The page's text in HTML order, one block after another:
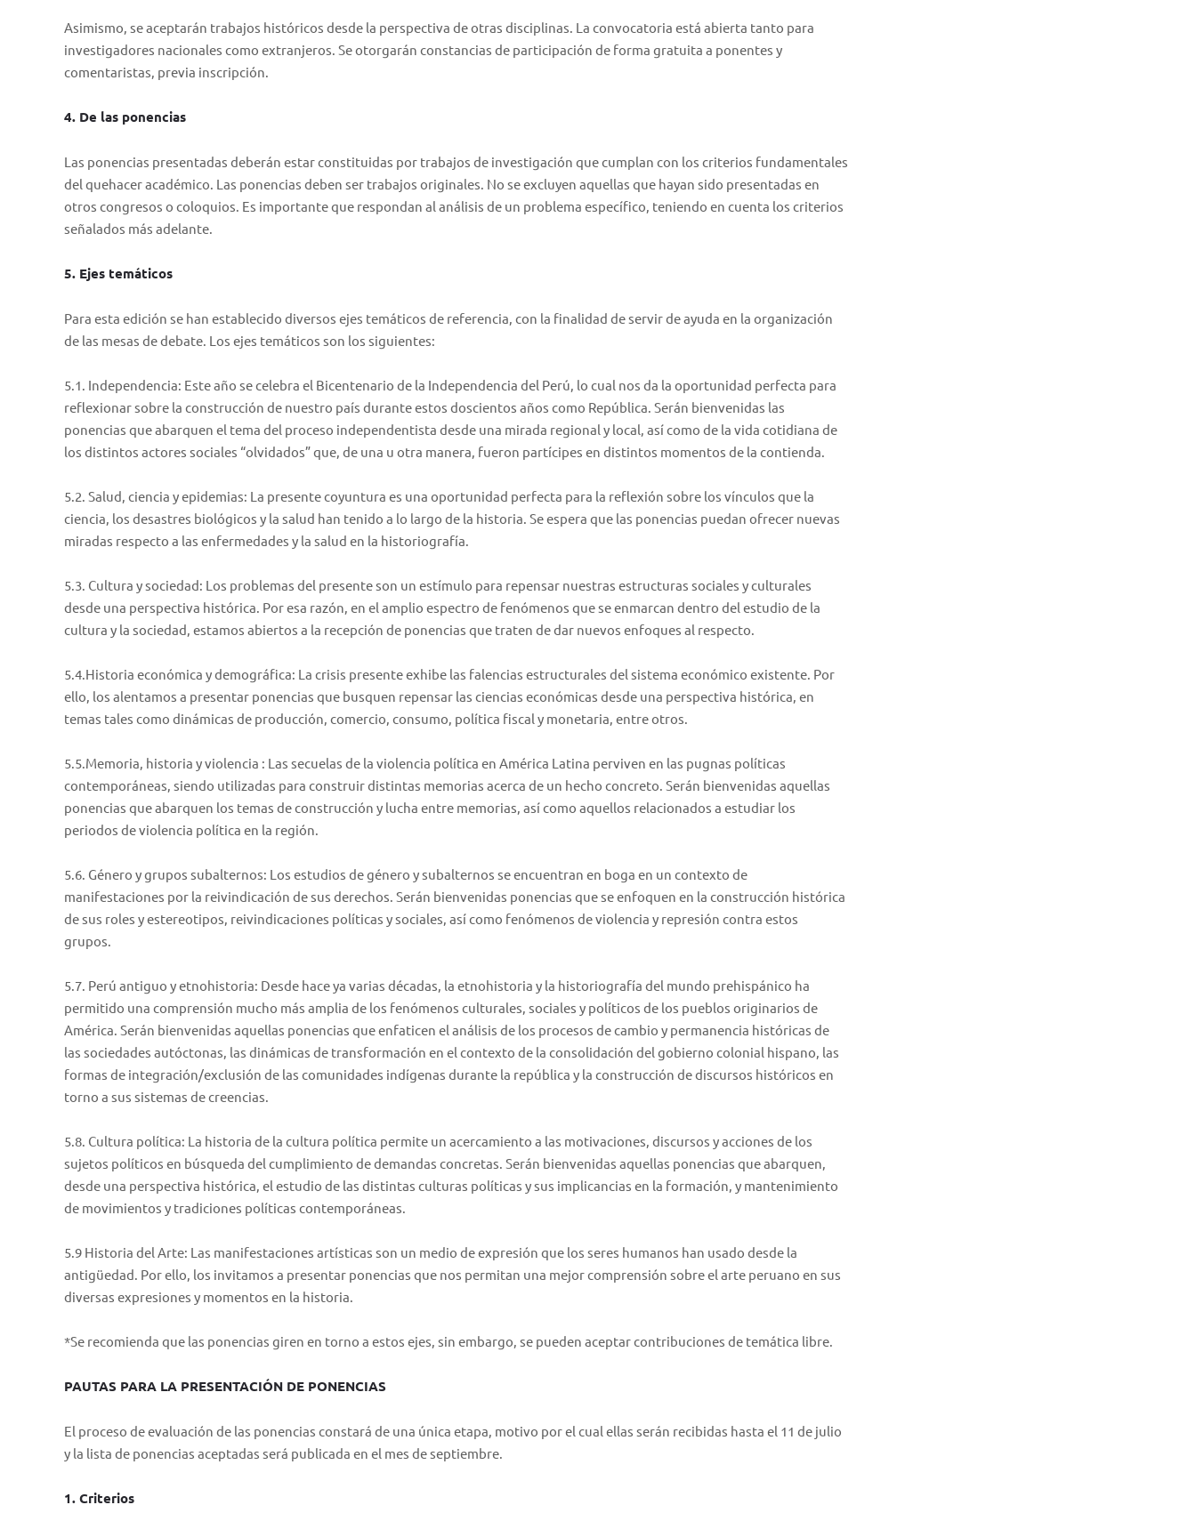
Asimismo, se aceptarán trabajos históricos desde la perspectiva de otras disciplinas. La convocatoria está abierta tanto para
investigadores nacionales como extranjeros. Se otorgarán constancias de participación de forma gratuita a ponentes y
comentaristas, previa inscripción.
4. De las ponencias
Las ponencias presentadas deberán estar constituidas por trabajos de investigación que cumplan con los criterios fundamentales
del quehacer académico. Las ponencias deben ser trabajos originales. No se excluyen aquellas que hayan sido presentadas en
otros congresos o coloquios. Es importante que respondan al análisis de un problema específico, teniendo en cuenta los criterios
señalados más adelante.
5. Ejes temáticos
Para esta edición se han establecido diversos ejes temáticos de referencia, con la finalidad de servir de ayuda en la organización
de las mesas de debate. Los ejes temáticos son los siguientes:
5.1. Independencia: Este año se celebra el Bicentenario de la Independencia del Perú, lo cual nos da la oportunidad perfecta para
reflexionar sobre la construcción de nuestro país durante estos doscientos años como República. Serán bienvenidas las
ponencias que abarquen el tema del proceso independentista desde una mirada regional y local, así como de la vida cotidiana de
los distintos actores sociales “olvidados” que, de una u otra manera, fueron partícipes en distintos momentos de la contienda.
5.2. Salud, ciencia y epidemias: La presente coyuntura es una oportunidad perfecta para la reflexión sobre los vínculos que la
ciencia, los desastres biológicos y la salud han tenido a lo largo de la historia. Se espera que las ponencias puedan ofrecer nuevas
miradas respecto a las enfermedades y la salud en la historiografía.
5.3. Cultura y sociedad: Los problemas del presente son un estímulo para repensar nuestras estructuras sociales y culturales
desde una perspectiva histórica. Por esa razón, en el amplio espectro de fenómenos que se enmarcan dentro del estudio de la
cultura y la sociedad, estamos abiertos a la recepción de ponencias que traten de dar nuevos enfoques al respecto.
5.4.Historia económica y demográfica: La crisis presente exhibe las falencias estructurales del sistema económico existente. Por
ello, los alentamos a presentar ponencias que busquen repensar las ciencias económicas desde una perspectiva histórica, en
temas tales como dinámicas de producción, comercio, consumo, política fiscal y monetaria, entre otros.
5.5.Memoria, historia y violencia : Las secuelas de la violencia política en América Latina perviven en las pugnas políticas
contemporáneas, siendo utilizadas para construir distintas memorias acerca de un hecho concreto. Serán bienvenidas aquellas
ponencias que abarquen los temas de construcción y lucha entre memorias, así como aquellos relacionados a estudiar los
periodos de violencia política en la región.
5.6. Género y grupos subalternos: Los estudios de género y subalternos se encuentran en boga en un contexto de
manifestaciones por la reivindicación de sus derechos. Serán bienvenidas ponencias que se enfoquen en la construcción histórica
de sus roles y estereotipos, reivindicaciones políticas y sociales, así como fenómenos de violencia y represión contra estos
grupos.
5.7. Perú antiguo y etnohistoria: Desde hace ya varias décadas, la etnohistoria y la historiografía del mundo prehispánico ha
permitido una comprensión mucho más amplia de los fenómenos culturales, sociales y políticos de los pueblos originarios de
América. Serán bienvenidas aquellas ponencias que enfaticen el análisis de los procesos de cambio y permanencia históricas de
las sociedades autóctonas, las dinámicas de transformación en el contexto de la consolidación del gobierno colonial hispano, las
formas de integración/exclusión de las comunidades indígenas durante la república y la construcción de discursos históricos en
torno a sus sistemas de creencias.
5.8. Cultura política: La historia de la cultura política permite un acercamiento a las motivaciones, discursos y acciones de los
sujetos políticos en búsqueda del cumplimiento de demandas concretas. Serán bienvenidas aquellas ponencias que abarquen,
desde una perspectiva histórica, el estudio de las distintas culturas políticas y sus implicancias en la formación, y mantenimiento
de movimientos y tradiciones políticas contemporáneas.
5.9 Historia del Arte: Las manifestaciones artísticas son un medio de expresión que los seres humanos han usado desde la
antigüedad. Por ello, los invitamos a presentar ponencias que nos permitan una mejor comprensión sobre el arte peruano en sus
diversas expresiones y momentos en la historia.
*Se recomienda que las ponencias giren en torno a estos ejes, sin embargo, se pueden aceptar contribuciones de temática libre.
PAUTAS PARA LA PRESENTACIÓN DE PONENCIAS
El proceso de evaluación de las ponencias constará de una única etapa, motivo por el cual ellas serán recibidas hasta el 11 de julio
y la lista de ponencias aceptadas será publicada en el mes de septiembre.
1. Criterios